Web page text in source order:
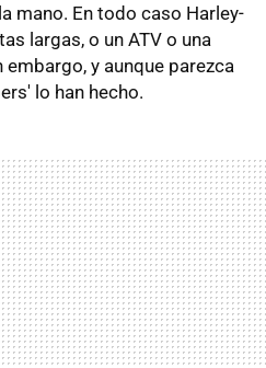
mano. En todo caso Harley-
largas, o un ATV o una
y aunque parezca
lo han hecho.